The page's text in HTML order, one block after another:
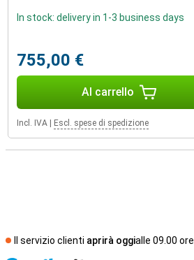
In stock: delivery in 1-3 business days
755,00 €
Al carrello
Incl. IVA Escl. spese di spedizione
Il servizio clienti aprirà oggialle 09.00 ore